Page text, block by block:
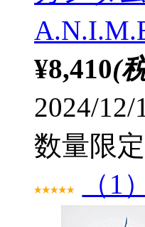
¥8,410(
2024/12/
数量限定
（1）